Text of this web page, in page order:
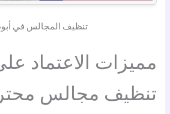
تنظيف المجالس في
مميزات الاعتماد
تنظيف مجالس